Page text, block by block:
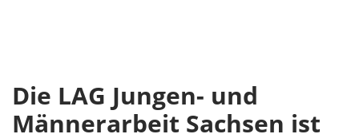
Die LAG Jungen- und
Männerarbeit Sachsen ist